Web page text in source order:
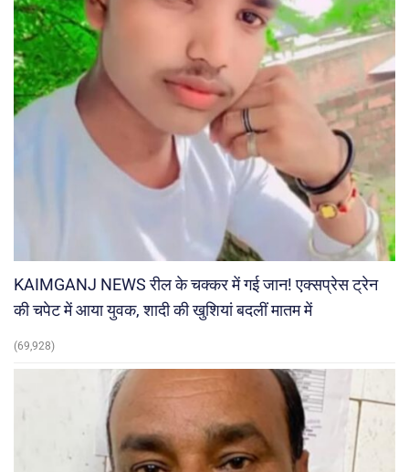
KAIMGANJ NEWS रील के चक्कर में गई जान! एक्सप्रेस ट्रेन
की चपेट में आया युवक, शादी की खुशियां बदलीं मातम में
(69,928)